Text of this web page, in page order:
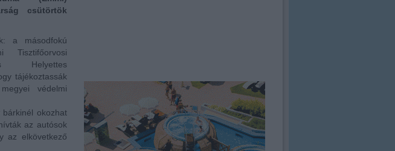
csütörtök
a másodfokú
Tisztifőorvosi
Helyettes
tájékoztassák
védelmi
okozhat
az autósok
az elkövetkező